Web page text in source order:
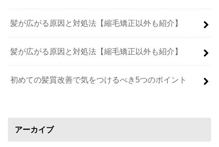
髪が広がる原因と対処法【縮毛矯正以外も紹介】
髪が広がる原因と対処法【縮毛矯正以外も紹介】
初めての髪質改善で気をつけるべき5つのポイント
アーカイブ